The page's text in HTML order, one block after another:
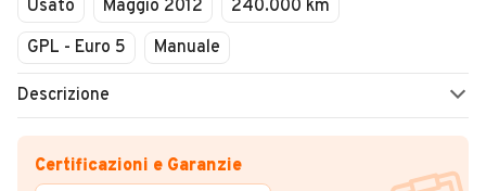
Usato Maggio 2012
240.000 km
GPL - Euro 5
Manuale
Descrizione
Certificazioni e Garanzie